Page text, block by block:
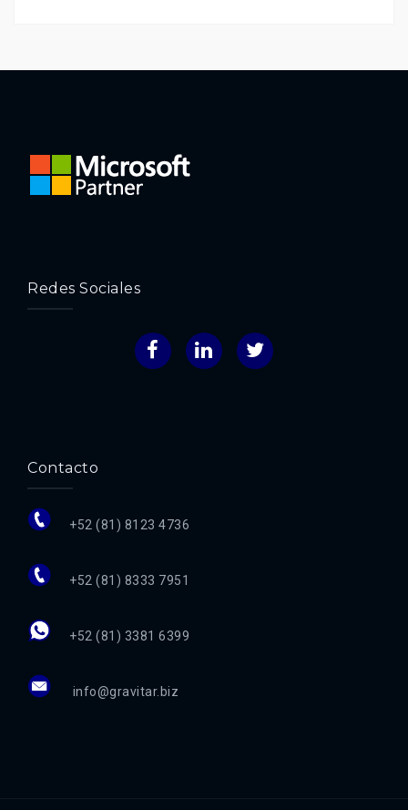
Redes Sociales
FacebookLinkedInTwitter
Contacto
+52 (81) 8123 4736
+52 (81) 8333 7951
+52 (81) 3381 6399
info@gravitar.biz